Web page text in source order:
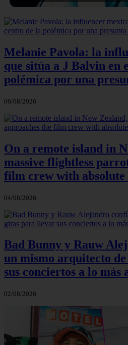
Melanie Pavola: la
que sitúa a J Balvin en
polémica por una
06/08/2026
On a remote island in
massive flightless
film crew with
04/08/2026
Bad Bunny y Rauw
un mismo arquitecto
sus conciertos a lo más
02/08/2026